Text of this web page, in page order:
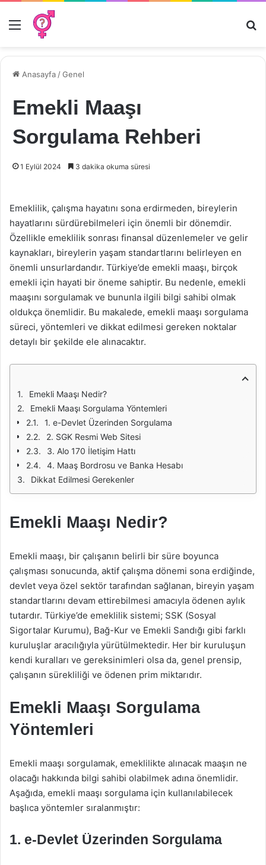
Menü
Anasayfa /Genel
Emekli Maaşı
Sorgulama Rehberi
1 Eylül 2024 3 dakika okuma süresi
Emeklilik, çalışma hayatını sona erdirmeden, bireylerin
hayatlarını sürdürebilmeleri için önemli bir dönemdir.
Özellikle emeklilik sonrası finansal düzenlemeler ve gelir
kaynakları, bireylerin yaşam standartlarını belirleyen en
önemli unsurlardandır. Türkiye’de emekli maaşı, birçok
emekli için hayati bir öneme sahiptir. Bu nedenle, emekli
maaşını sorgulamak ve bununla ilgili bilgi sahibi olmak
oldukça önemlidir. Bu makalede, emekli maaşı sorgulama
süreci, yöntemleri ve dikkat edilmesi gereken noktalar
detaylı bir şekilde ele alınacaktır.
Emekli Maaşı Nedir?
Emekli Maaşı Sorgulama Yöntemleri
1. e-Devlet Üzerinden Sorgulama
2. SGK Resmi Web Sitesi
3. Alo 170 İletişim Hattı
4. Maaş Bordrosu ve Banka Hesabı
Dikkat Edilmesi Gerekenler
Emekli Maaşı Nedir?
Emekli maaşı, bir çalışanın belirli bir süre boyunca
çalışması sonucunda, aktif çalışma dönemi sona erdiğinde,
devlet veya özel sektör tarafından sağlanan, bireyin yaşam
standartlarını devam ettirebilmesi amacıyla ödenen aylık
tutardır. Türkiye’de emeklilik sistemi; SSK (Sosyal
Sigortalar Kurumu), Bağ-Kur ve Emekli Sandığı gibi farklı
kuruluşlar aracılığıyla yürütülmektedir. Her bir kuruluşun
kendi kuralları ve gereksinimleri olsa da, genel prensip,
çalışanın sürekliliği ve ödenen prim miktarıdır.
Emekli Maaşı Sorgulama
Yöntemleri
Emekli maaşı sorgulamak, emeklilikte alınacak maaşın ne
olacağı hakkında bilgi sahibi olabilmek adına önemlidir.
Aşağıda, emekli maaşı sorgulama için kullanılabilecek
başlıca yöntemler sıralanmıştır:
1. e-Devlet Üzerinden Sorgulama